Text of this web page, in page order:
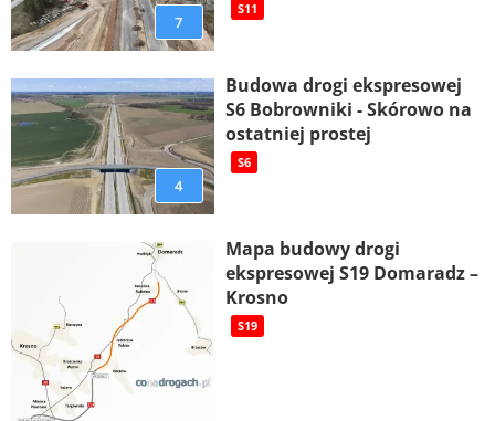
7
S11
4
Budowa drogi ekspresowej
S6 Bobrowniki - Skórowo na
ostatniej prostej
S6
Mapa budowy drogi
ekspresowej S19 Domaradz –
Krosno
S19